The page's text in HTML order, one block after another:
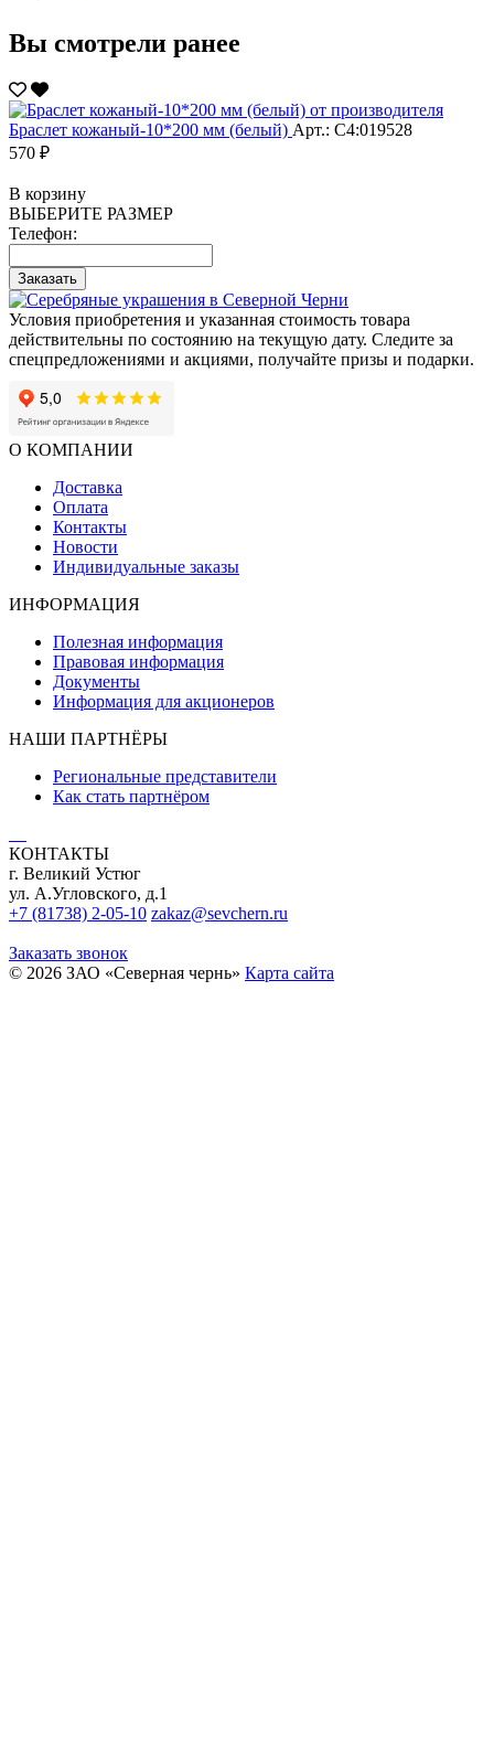
Вы смотрели ранее
Браслет кожаный-10*200 мм (белый) Арт.: С4:019528
570 ₽
В корзину
ВЫБЕРИТЕ РАЗМЕР
Телефон:
Заказать
Условия приобретения и указанная стоимость товара
действительны по состоянию на текущую дату. Следите за
спецпредложениями и акциями, получайте призы и подарки.
О КОМПАНИИ
Доставка
Оплата
Контакты
Новости
Индивидуальные заказы
ИНФОРМАЦИЯ
Полезная информация
Правовая информация
Документы
Информация для акционеров
НАШИ ПАРТНЁРЫ
Региональные представители
Как стать партнёром
КОНТАКТЫ
г. Великий Устюг
ул. А.Угловского, д.1
+7 (81738) 2-05-10 zakaz@sevchern.ru
Заказать звонок
© 2026 ЗАО «Северная чернь» Карта сайта